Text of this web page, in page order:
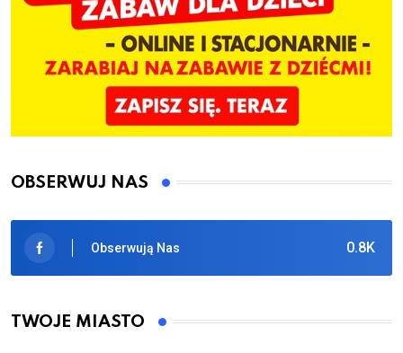
OBSERWUJ NAS
0.8K
Obserwują Nas
TWOJE MIASTO